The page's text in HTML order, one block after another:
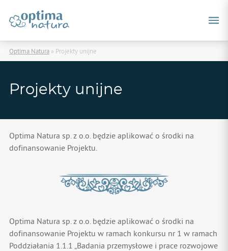
Optima Natura» Projekty unijne
Projekty unijne
Optima Natura sp. z o.o. będzie aplikować o środki na
dofinansowanie Projektu.
Optima Natura sp. z o.o. będzie aplikować o środki na
dofinansowanie Projektu w ramach konkursu nr 1 w ramach
Poddziałania 1.1.1 „Badania przemysłowe i prace rozwojowe